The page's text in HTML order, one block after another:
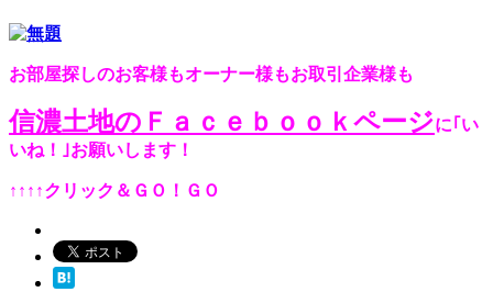
お部屋探しのお客様もオーナー様もお取引企業様も
信濃土地のＦａｃｅｂｏｏｋページに｢い
いね！｣お願いします！
↑↑↑↑クリック＆ＧＯ！ＧＯ